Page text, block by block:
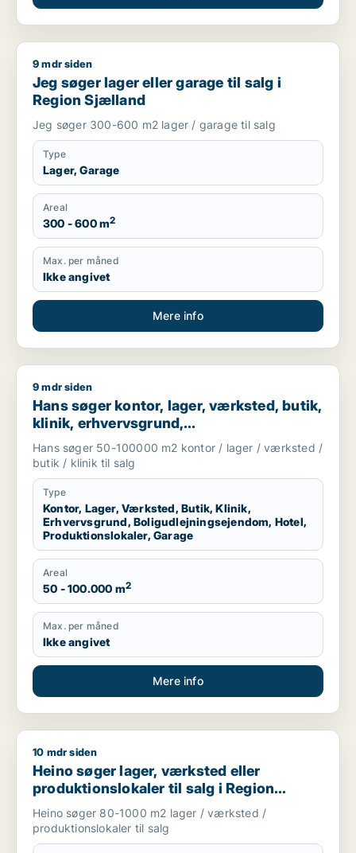
Jeg søger lager eller garage til salg i Region Sjælland
9 mdr siden
Jeg søger lager eller garage til salg i
Region Sjælland
Jeg søger 300-600 m2 lager / garage til salg
Type
Lager, Garage
Areal
300 - 600 m2
Max. per måned
Ikke angivet
Mere info
Hans søger kontor, lager, værksted, butik, klinik,
9 mdr siden
Hans søger kontor, lager, værksted, butik,
klinik, erhvervsgrund,
boligudlejningsejendom, hotel,
produktionslokaler eller garage til salg i
Region Sjælland
Hans søger 50-100000 m2 kontor / lager / værksted /
butik / klinik til salg
Type
Kontor, Lager, Værksted, Butik, Klinik,
Erhvervsgrund, Boligudlejningsejendom, Hotel,
Produktionslokaler, Garage
Areal
50 - 100.000 m2
Max. per måned
Ikke angivet
Mere info
Heino søger lager, værksted eller produktionslokaler til salg
10 mdr siden
Heino søger lager, værksted eller
produktionslokaler til salg i Region
Sjælland
Heino søger 80-1000 m2 lager / værksted /
produktionslokaler til salg